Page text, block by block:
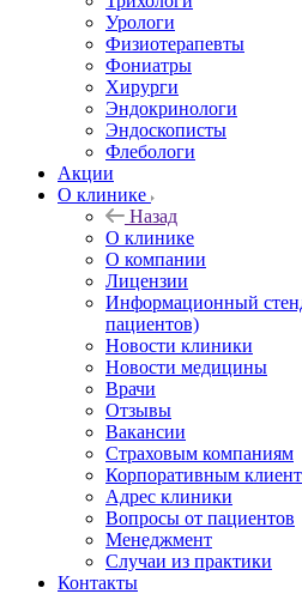
Урологи
Физиотерапевты
Фониатры
Хирурги
Эндокринологи
Эндоскописты
Флебологи
Акции
О клинике
Назад
О клинике
О компании
Лицензии
Информационный
пациентов)
Новости клиники
Новости медицины
Врачи
Отзывы
Вакансии
Страховым компаниям
Корпоративным
Адрес клиники
Вопросы от пациентов
Менеджмент
Случаи из практики
Контакты